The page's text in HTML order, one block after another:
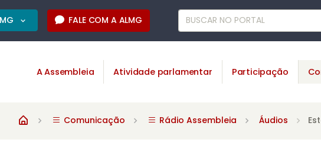
FALE COM A ALMG
A Assembleia Atividade parlamentar Participação
Comunicação Rádio Assembleia Áudios